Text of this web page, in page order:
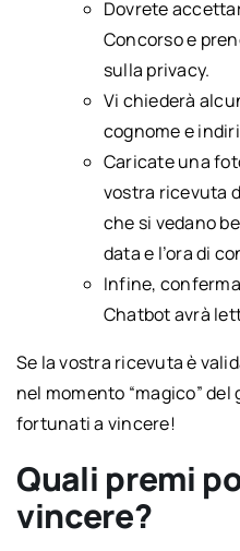
Dovrete
Concorso e
sulla privacy.
Vi chiederà
cognome e
Caricate una
vostra ricevuta
che si vedano
data e l’ora di
Infine,
Chatbot avrà
Se la vostra ricevuta è
nel momento “magico”
fortunati a vincere!
Quali premi
vincere?